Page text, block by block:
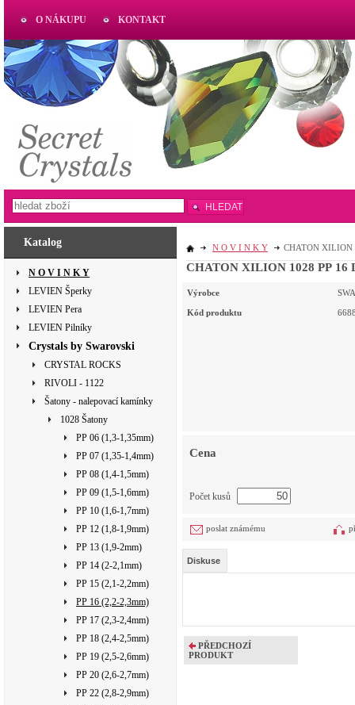
Katalog
N O V I N K Y
LEVIEN Šperky
LEVIEN Pera
LEVIEN Pilníky
Crystals by Swarovski
CRYSTAL ROCKS
RIVOLI - 1122
Šatony - nalepovací kamínky
1028 Šatony
PP 06 (1,3-1,35mm)
PP 07 (1,35-1,4mm)
PP 08 (1,4-1,5mm)
PP 09 (1,5-1,6mm)
PP 10 (1,6-1,7mm)
PP 12 (1,8-1,9mm)
PP 13 (1,9-2mm)
PP 14 (2-2,1mm)
PP 15 (2,1-2,2mm)
PP 16 (2,2-2,3mm)
PP 17 (2,3-2,4mm)
PP 18 (2,4-2,5mm)
PP 19 (2,5-2,6mm)
PP 20 (2,6-2,7mm)
PP 22 (2,8-2,9mm)
N O V I N K Y CHATON XILION
CHATON XILION 1028 PP 16
Výrobce
Kód produktu
Cena
Počet kusů
poslat známému
Diskuse
PŘEDCHOZÍ
PRODUKT
O NÁKUPU KONTAKT
AKTUAL
www.aktual-koralky.cz
HLEDAT